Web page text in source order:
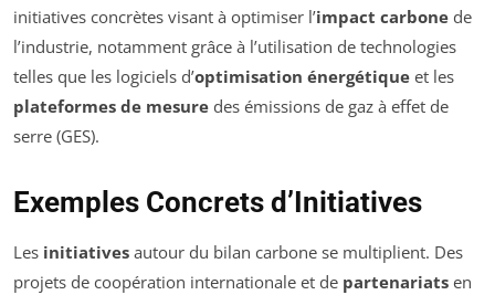
initiatives concrètes visant à optimiser l’impact carbone de
l’industrie, notamment grâce à l’utilisation de technologies
telles que les logiciels d’optimisation énergétique et les
plateformes de mesure des émissions de gaz à effet de
serre (GES).
Exemples Concrets d’Initiatives
Les initiatives autour du bilan carbone se multiplient. Des
projets de coopération internationale et de partenariats en